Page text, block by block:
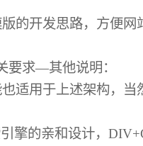
开发思路，方便网
求—其他说明：
用于上述架构，当
的亲和设计，